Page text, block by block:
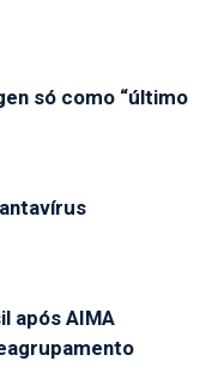
só como “último
após AIMA